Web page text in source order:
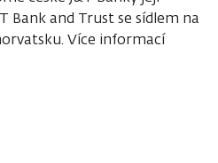
Bank and Trust se sídlem na
Více informací